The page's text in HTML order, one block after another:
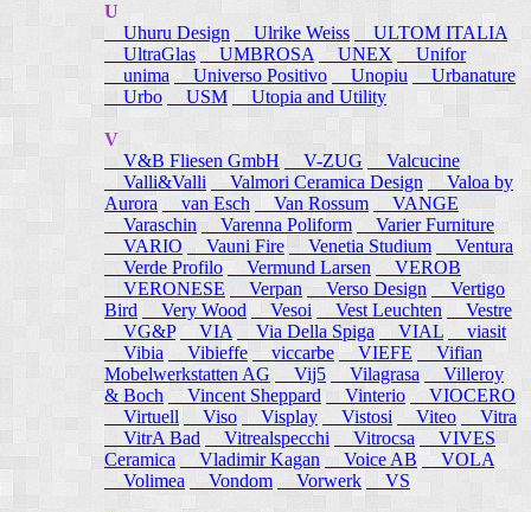
U
Uhuru Design
Ulrike Weiss
ULTOM ITALIA
UltraGlas
UMBROSA UNEX
Unifor
unima
Universo Positivo Unopiu
Urbanature
Urbo
USM Utopia and Utility
V
V&B Fliesen GmbH
V-ZUG
Valcucine
Valli&Valli
Valmori Ceramica Design
Valoa by
Aurora
van Esch Van Rossum
VANGE
Varaschin
Varenna Poliform
Varier Furniture
VARIO
Vauni Fire Venetia Studium
Ventura
Verde Profilo
Vermund Larsen
VEROB
VERONESE
Verpan Verso Design
Vertigo
Bird
Very Wood Vesoi Vest Leuchten
Vestre
VG&P
VIA Via Della Spiga VIAL
viasit
Vibia
Vibieffe viccarbe VIEFE
Vifian
Mobelwerkstatten AG
Vij5 Vilagrasa
Villeroy
& Boch
Vincent Sheppard Vinterio
VIOCERO
Virtuell
Viso Visplay Vistosi Viteo
Vitra
VitrA Bad
Vitrealspecchi Vitrocsa
VIVES
Ceramica
Vladimir Kagan Voice AB
VOLA
Volimea
Vondom Vorwerk VS